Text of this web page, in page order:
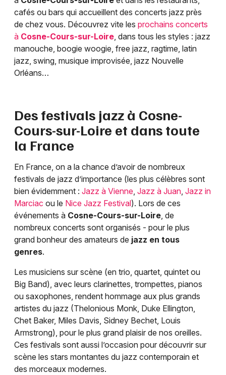
cafés ou bars qui accueillent des concerts jazz près
de chez vous. Découvrez vite les prochains concerts
à Cosne-Cours-sur-Loire, dans tous les styles : jazz
manouche, boogie woogie, free jazz, ragtime, latin
jazz, swing, musique improvisée, jazz Nouvelle
Orléans…
Des festivals jazz à Cosne-
Cours-sur-Loire et dans toute
la France
En France, on a la chance d’avoir de nombreux
festivals de jazz d’importance (les plus célèbres sont
bien évidemment : Jazz à Vienne, Jazz à Juan, Jazz in
Marciac ou le Nice Jazz Festival). Lors de ces
événements à Cosne-Cours-sur-Loire, de
nombreux concerts sont organisés - pour le plus
grand bonheur des amateurs de jazz en tous
genres.
Les musiciens sur scène (en trio, quartet, quintet ou
Big Band), avec leurs clarinettes, trompettes, pianos
ou saxophones, rendent hommage aux plus grands
artistes du jazz (Thelonious Monk, Duke Ellington,
Chet Baker, Miles Davis, Sidney Bechet, Louis
Armstrong), pour le plus grand plaisir de nos oreilles.
Ces festivals sont aussi l’occasion pour découvrir sur
scène les stars montantes du jazz contemporain et
des morceaux modernes.